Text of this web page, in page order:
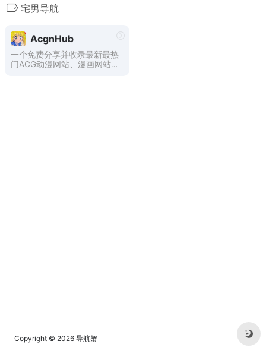
宅男导航
AcgnHub
一个免费分享并收录最新最热
门ACG动漫网站、漫画网站、
Copyright © 2026 导航蟹